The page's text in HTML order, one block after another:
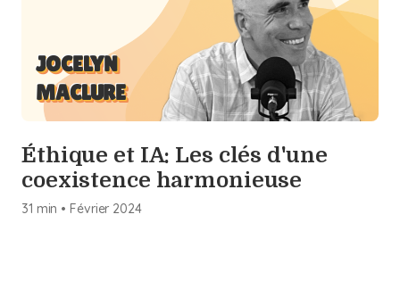
JOCELYN
MACLURE
Éthique et IA: Les clés d'une
coexistence harmonieuse
31 min • Février 2024